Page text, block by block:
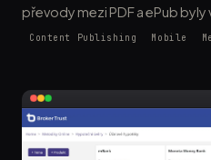
převody mezi PDF a ePub byly
Content Publishing Mobile